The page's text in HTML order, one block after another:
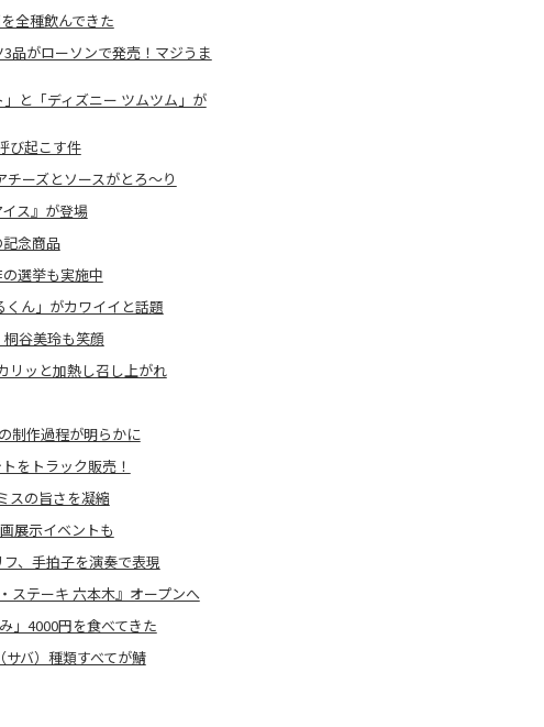
全種飲んできた
品がローソンで発売！マジうま
と「ディズニー ツムツム」が
び起こす件
ーズとソースがとろ～り
ス』が登場
念商品
選挙も実施中
ん」がカワイイと話題
谷美玲も笑顔
リッと加熱し召し上がれ
制作過程が明らかに
をトラック販売！
スの旨さを凝縮
展示イベントも
、手拍子を演奏で表現
ステーキ 六本木』オープンへ
」4000円を食べてきた
バ）種類すべてが鯖